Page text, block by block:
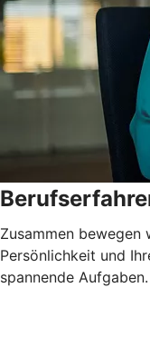
Zusammen bewegen
Persönlichkeit und
spannende Aufgaben.